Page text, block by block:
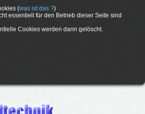
(was ist das ?)
essentiell für den Betrieb dieser Seite sind
Cookies werden dann gelöscht.